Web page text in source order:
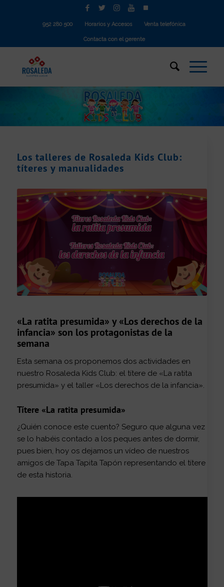
952 280 500 Horarios y Accesos Venta telefónica
Contacta con el gerente
Los talleres de Rosaleda Kids Club:
títeres y manualidades
«La ratita presumida» y «Los derechos de la
infancia» son los protagonistas de la
semana
Esta semana os proponemos dos actividades en
nuestro Rosaleda Kids Club: el títere de «La ratita
presumida» y el taller «Los derechos de la infancia».
Títere «La ratita presumida»
¿Quién conoce este cuento? Seguro que alguna vez
se lo habéis contado a los peques antes de dormir,
pues bien, hoy os dejamos un vídeo de nuestros
amigos de Tapa Tapita Tapón representando el títere
de esta historia.